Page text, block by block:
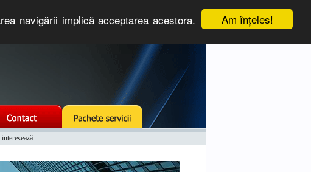
Am înţeles!
navigării implică acceptarea acestora.